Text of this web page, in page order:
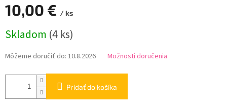
10,00 € / ks
cena:
Skladom (4 ks)
Môžeme doručiť do: 10.8.2026 Možnosti doručenia
Pridať do košíka